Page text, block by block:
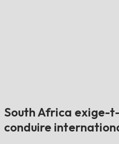
South Africa exige-
conduire